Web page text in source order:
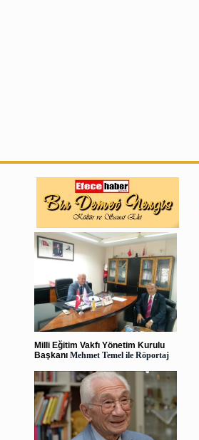
Milli Eğitim Vakfı Yönetim Kurulu
Başkanı Mehmet Temel ile Röportaj